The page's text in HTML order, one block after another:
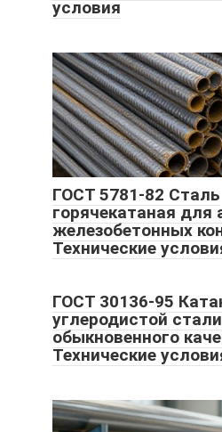
условия
ГОСТ 5781-82 Сталь
горячекатаная для
железобетонных
Технические
ГОСТ 30136-95
углеродистой стали
обыкновенного
Технические